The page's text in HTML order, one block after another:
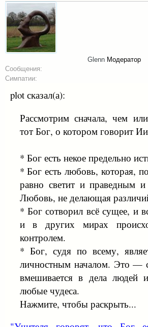
Glenn Модератор
Сообщения:
Симпатии:
plot сказал(а):
Рассмотрим сначала, чем
тот Бог, о котором говорит
* Бог есть некое предельно
* Бог есть любовь, которая,
равно светит и праведным
Любовь, не делающая
* Бог сотворил всё сущее, и
и в других мирах
контролем.
* Бог, судя по всему,
личностным началом. Это —
вмешивается в дела людей
любые чудеса.
Нажмите, чтобы раскрыть...